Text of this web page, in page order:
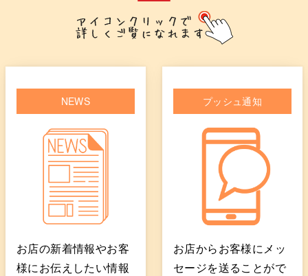
NEWS
お店の新着情報やお客
様にお伝えしたい情報
プッシュ通知
お店からお客様にメッ
セージを送ることがで